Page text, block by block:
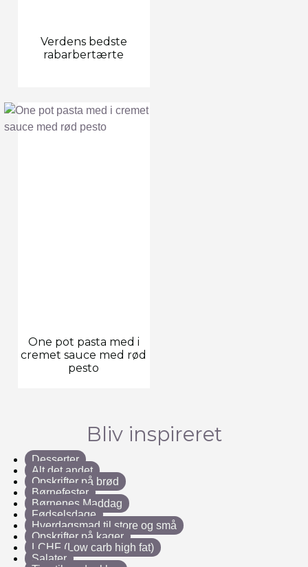
Verdens bedste
rabarbertærte
One pot pasta med i
cremet sauce med rød
pesto
Bliv inspireret
Desserter
Alt det andet
Opskrifter på brød
Børnefester
Børnenes Maddag
Fødselsdage
Hverdagsmad til store og små
Opskrifter på kager
LCHF (Low carb high fat)
Salater